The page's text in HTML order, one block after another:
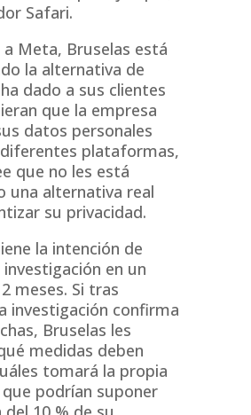
Safari.
a Meta, Bruselas está
la alternativa de
dado a sus clientes
que la empresa
datos personales
plataformas,
que no les está
una alternativa real
su privacidad.
la intención de
en un
meses. Si tras
investigación confirma
Bruselas les
medidas deben
tomará la propia
podrían suponer